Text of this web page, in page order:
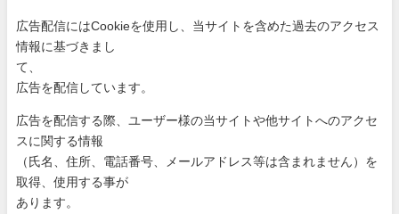
広告配信にはCookieを使用し、当サイトを含めた過去のアク セス
情報に基づきまし
て、
広告を配信しています。
広告を配信する際、ユーザー様の当サイトや他サイトへのアクセ
ス に関する情報
（氏名、住所、電話番号、メールアドレス等は含まれません）を
取得、使用する事が
あります。